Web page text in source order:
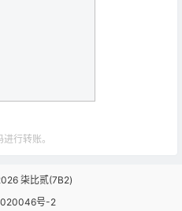
行转账。
柒比贰(7B2)
号-2